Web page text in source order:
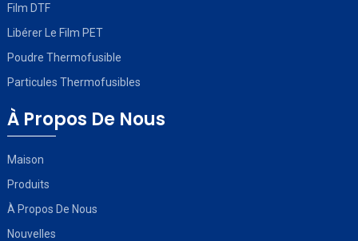
Film DTF
Libérer Le Film PET
Poudre Thermofusible
Particules Thermofusibles
À Propos De Nous
Maison
Produits
À Propos De Nous
Nouvelles